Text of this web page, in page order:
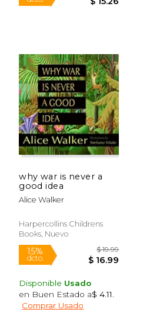
15%
dcto.
$ 43.00
$ 36.55
why war is never a
good idea
Alice Walker
Harpercollins Childrens
Books, Nuevo
Disponible Usado
en Buen Estado a$ 4.11
Comprar Usado